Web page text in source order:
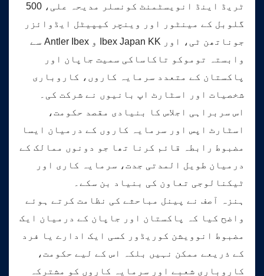
ٹریڈ اینڈ انویسٹمنٹ کونسلر مدیحہ علی، 500
گلوبل کے مینٹور اور وینچر کیپیٹل ایڈوائزر
جوناتھن ٹی، اور Ibex Japan KK و Antler Ibex سے
وابستہ توموکو تاکاساکی سمیت جاپان اور
پاکستان کے متعدد سرمایہ کاروں، کاروباری
شخصیات اور اسٹارٹ اپ بانیوں نے شرکت کی۔
اس سربراہی اجلاس کا بنیادی مقصد حکومت،
اسٹارٹ اپس اور سرمایہ کاروں کے درمیان ایسا
مضبوط رابطہ قائم کرنا تھا جو دونوں ممالک کے
درمیان طویل المدتی جدت، سرمایہ کاری اور
ٹیکنالوجی تعاون کی بنیاد بن سکے۔
ہنزہ آصف نے پینل مباحثے کی نظامت کرتے ہوئے
واضح کیا کہ پاکستان اور جاپان کے درمیان ایک
مضبوط انوویشن کوریڈور کسی ایک ادارے یا فرد
کے ذریعے ممکن نہیں بلکہ اس کے لیے حکومت،
کاروباری شعبے اور سرمایہ کاروں کو مشترکہ